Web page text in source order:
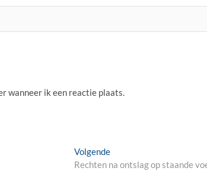
wanneer ik een reactie plaats.
VolgendeVolgende
bericht:
Rechten na ontslag op staande